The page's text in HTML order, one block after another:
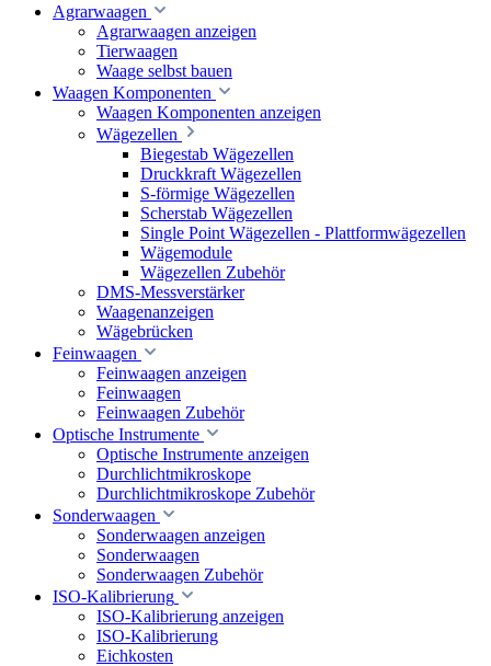
Agrarwaagen
Agrarwaagen anzeigen
Tierwaagen
Waage selbst bauen
Waagen Komponenten
Waagen Komponenten anzeigen
Wägezellen
Biegestab Wägezellen
Druckkraft Wägezellen
S-förmige Wägezellen
Scherstab Wägezellen
Single Point Wägezellen - Plattformwägezellen
Wägemodule
Wägezellen Zubehör
DMS-Messverstärker
Waagenanzeigen
Wägebrücken
Feinwaagen
Feinwaagen anzeigen
Feinwaagen
Feinwaagen Zubehör
Optische Instrumente
Optische Instrumente anzeigen
Durchlichtmikroskope
Durchlichtmikroskope Zubehör
Sonderwaagen
Sonderwaagen anzeigen
Sonderwaagen
Sonderwaagen Zubehör
ISO-Kalibrierung
ISO-Kalibrierung anzeigen
ISO-Kalibrierung
Eichkosten